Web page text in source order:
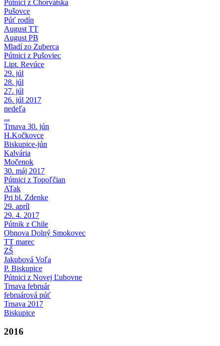
Pútnici z Chorvátska
Pušovce
Púť rodín
August TT
August PB
Mladí zo Zuberca
Pútnici z Pušoviec
Lipt. Revúce
29. júl
28. júl
27. júl
26. júl 2017
nedeľa
...
Trnava 30. jún
H.Kočkovce
Biskupice-jún
Kalvária
Močenok
30. máj 2017
Pútnici z Topoľčian
ATak
Pri bl. Zdenke
29. apríl
29. 4. 2017
Pútnik z Chile
Obnova Dolný Smokovec
TT marec
ZŠ
Jakubová Voľa
P. Biskupice
Pútnici z Novej Ľubovne
Trnava február
februárová púť
Trnava 2017
Biskupice
2016